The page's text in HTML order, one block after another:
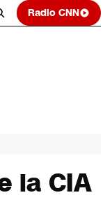
Radio CNN
la CIA